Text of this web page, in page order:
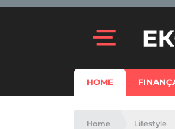
HOME
Home Lifestyle